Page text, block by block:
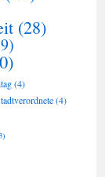
(28)
(4)
(4)